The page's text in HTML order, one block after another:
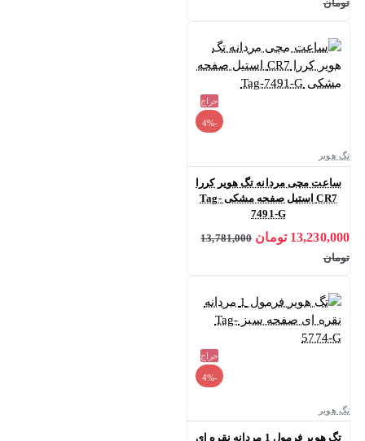
تومان
حراج
-4%
تگ هویر
ساعت مچی مردانه تگ هویر کررا
CR7 استیل صفحه مشکی Tag-
7491-G
13,230,000 تومان
13,781,000
تومان
حراج
-4%
تگ هویر
تگ هویر فرمول 1 مردانه نقره ای